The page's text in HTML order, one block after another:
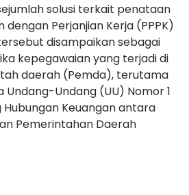
solusi terkait penataan
dengan Perjanjian Kerja (PPPK)
disampaikan sebagai
kepegawaian yang terjadi di
daerah (Pemda), terutama
Undang (UU) Nomor 1
Keuangan antara
Pemerintahan Daerah